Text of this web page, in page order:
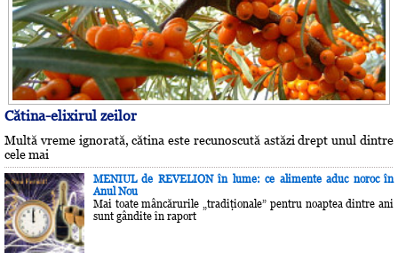
Cătina-elixirul zeilor
Multă vreme ignorată, cătina este recunoscută astăzi drept unul dintre
cele mai
MENIUL de REVELION în lume: ce alimente aduc noroc în
Anul Nou
Mai toate mâncărurile „tradiţionale” pentru noaptea dintre ani
sunt gândite în raport